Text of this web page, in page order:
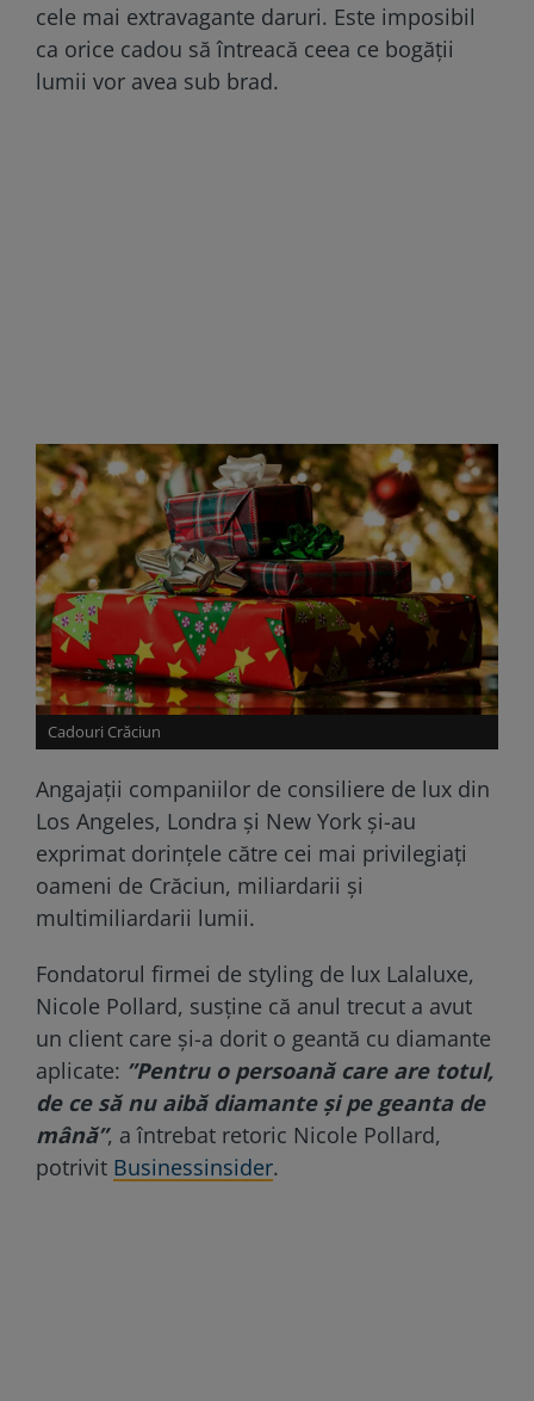
cele mai extravagante daruri. Este imposibil
ca orice cadou să întreacă ceea ce bogății
lumii vor avea sub brad.
Cadouri Crăciun
Angajații companiilor de consiliere de lux din
Los Angeles, Londra și New York și-au
exprimat dorințele către cei mai privilegiați
oameni de Crăciun, miliardarii și
multimiliardarii lumii.
Fondatorul firmei de styling de lux Lalaluxe,
Nicole Pollard, susține că anul trecut a avut
un client care și-a dorit o geantă cu diamante
aplicate: ”Pentru o persoană care are totul,
de ce să nu aibă diamante și pe geanta de
mână”, a întrebat retoric Nicole Pollard,
potrivit Businessinsider.